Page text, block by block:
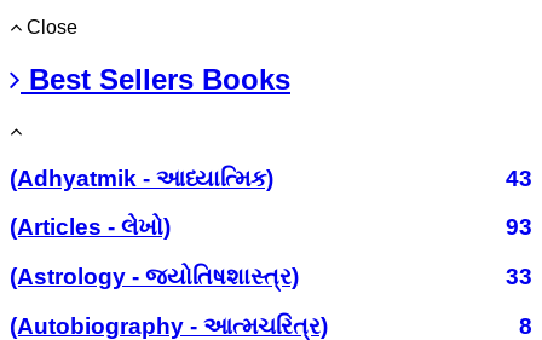
Close
Best Sellers Books
(Adhyatmik - આધ્યાત્મિક)
43
(Articles - લેખો)
93
(Astrology - જ્યોતિષશાસ્ત્ર)
33
(Autobiography - આત્મચરિત્ર)
8